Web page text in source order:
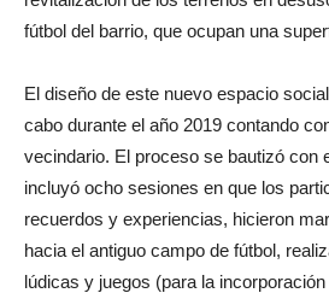
fútbol del barrio, que ocupan una
El diseño de este nuevo espacio
cabo durante el año 2019 contando
vecindario. El proceso se bautizó con
incluyó ocho sesiones en que los
recuerdos y experiencias, hicieron
hacia el antiguo campo de fútbol,
lúdicas y juegos (para la